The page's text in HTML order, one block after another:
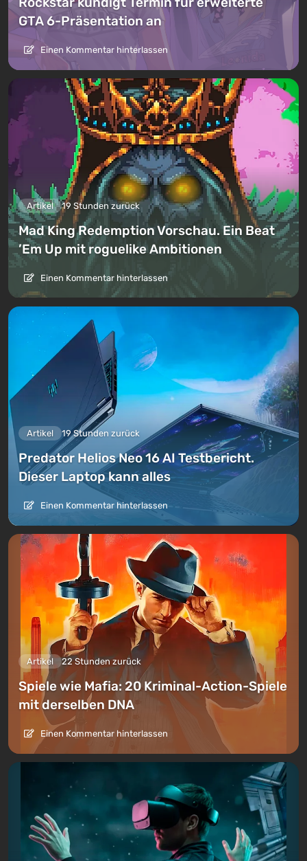
GTA 6-Präsentation an
Einen Kommentar hinterlassen
Artikel 19 Stunden zurück
Mad King Redemption Vorschau. Ein Beat
’Em Up mit roguelike Ambitionen
Einen Kommentar hinterlassen
Artikel 19 Stunden zurück
Predator Helios Neo 16 AI Testbericht.
Dieser Laptop kann alles
Einen Kommentar hinterlassen
Artikel 22 Stunden zurück
Spiele wie Mafia: 20 Kriminal-Action-Spiele
mit derselben DNA
Einen Kommentar hinterlassen